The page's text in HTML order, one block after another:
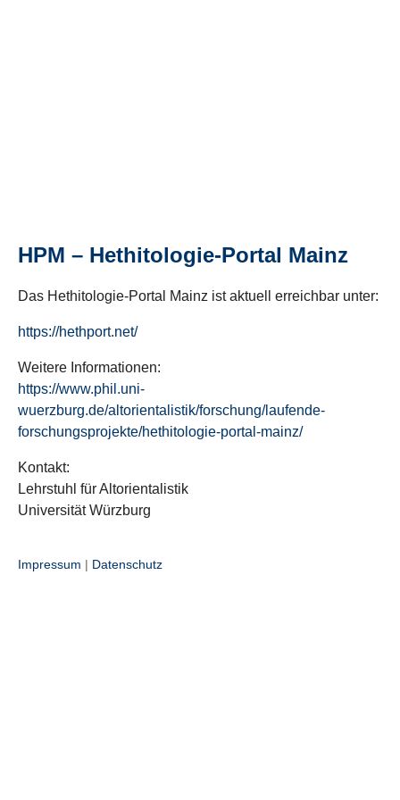
HPM – Hethitologie-Portal Mainz
Das Hethitologie-Portal Mainz ist aktuell erreichbar unter:
https://hethport.net/
Weitere Informationen:
https://www.phil.uni-
wuerzburg.de/altorientalistik/forschung/laufende-
forschungsprojekte/hethitologie-portal-mainz/
Kontakt:
Lehrstuhl für Altorientalistik
Universität Würzburg
Impressum | Datenschutz